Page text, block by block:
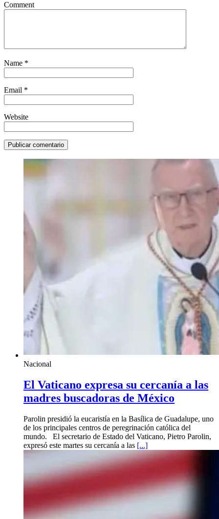
Comment
Name *
Email *
Website
Nacional
El Vaticano expresa su cercanía a las
madres buscadoras de México
Parolin presidió la eucaristía en la Basílica de Guadalupe, uno
de los principales centros de peregrinación católica del
mundo. El secretario de Estado del Vaticano, Pietro Parolin,
expresó este martes su cercanía a las [...]